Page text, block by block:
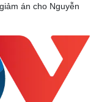
- Gia đình
án cho Nguyễn